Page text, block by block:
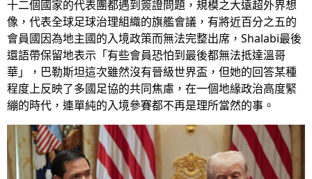
十二個國家的代表團都遇到簽證問題，規模之大遠超外界想
像，代表全球足球治理組織的旗艦會議，有將近百分之五的
會員國因為地主國的入境政策而無法完整出席，Shalabi最後
還語帶保留地表示「有些會員恐怕到最後都無法抵達溫哥
華」，巴勒斯坦這次雖然沒有晉級世界盃，但她的回答某種
程度上反映了多國足協的共同焦慮，在一個地緣政治高度緊
繃的時代，連單純的入境參賽都不再是理所當然的事。